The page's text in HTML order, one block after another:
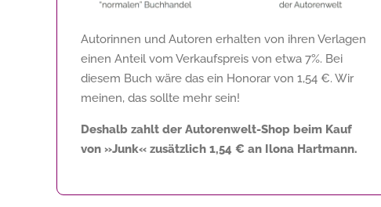
Autorinnen und Autoren erhalten von ihren Verlagen
einen Anteil vom Verkaufspreis von etwa 7%. Bei
diesem Buch wäre das ein Honorar von 1,54 €. Wir
meinen, das sollte mehr sein!
Deshalb zahlt der Autorenwelt-Shop beim Kauf
von »Junk« zusätzlich 1,54 € an Ilona Hartmann.